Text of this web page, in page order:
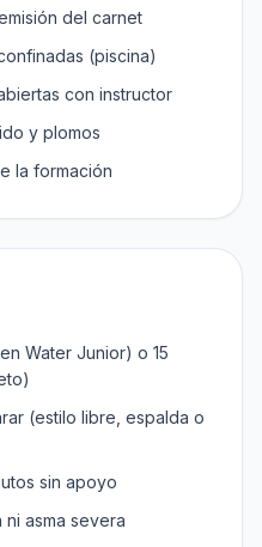
del carnet
(piscina)
con instructor
y plomos
la formación
Water Junior) o 15
(estilo libre, espalda o
sin apoyo
asma severa